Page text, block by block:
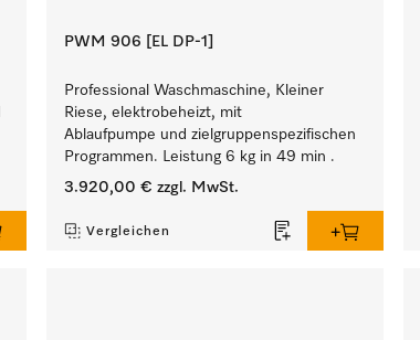
PWM 906 [EL DP-1]
Professional Waschmaschine, Kleiner
Riese, elektrobeheizt, mit
Ablaufpumpe und zielgruppenspezifischen
Programmen. Leistung 6 kg in 49 min .
3.920,00 € zzgl. MwSt.
Vergleichen